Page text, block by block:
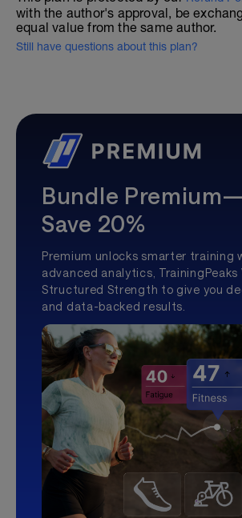
with the author's approval, be
equal value from the same author.
Still have questions about this plan?
Bundle
Save 20%
Premium unlocks smarter training
advanced analytics, TrainingPeaks
Structured Strength to give you
and data-backed results.